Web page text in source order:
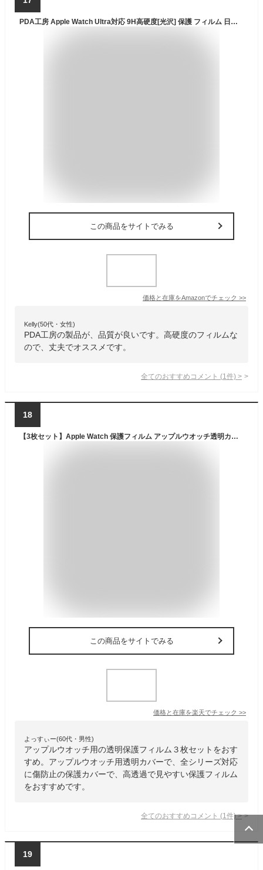
PDA工房 Apple Watch Ultra対応 9H高硬度[光沢] 保護 フィルム 日本製
この商品をサイトでみる
価格と在庫をAmazonでチェック >>
Kelly(50代・女性)
PDA工房の製品が、品質が良いです。高硬度のフィルムな
ので、丈夫でオススメです。
全てのおすすめコメント (1 件) >
18
【3枚セット】Apple Watch 保護フィルム アップルウオッチ透明カバー アップルウォッチフィルム 41mm 45mm Apple Watch Series7 6 5 4 SE フィルム 40mm 44mm 全面保護 38mm 42mm 42 全シリーズ対応 高透明 汚れ防止 傷防止 高透過【送料無料】
この商品をサイトでみる
価格と在庫を楽天でチェック >>
よっすぃー(60代・男性)
アップルウオッチ用の透明保護フィルム３枚セットをおす
すめ。アップルウオッチ用透明カバーで、全シリーズ対応
に傷防止の保護カバーで、高透過で見やすい保護フィルム
をおすすめです。
全てのおすすめコメント (1 件)>
19